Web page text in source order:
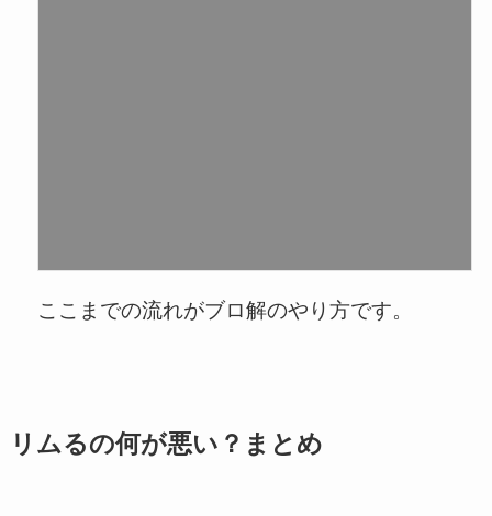
ここまでの流れがブロ解のやり方です。
リムるの何が悪い？まとめ